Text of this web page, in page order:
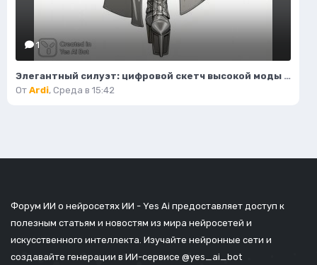
1
Элегантный силуэт: цифровой скетч высокой моды в студийном исполнении. Изображение из нейросети Flux 1
От Ardi, Среда в 15:42
Форум ИИ о нейросетях ИИ - Yes Ai предоставляет доступ к
полезным статьям и новостям из мира нейросетей и
искусственного интеллекта. Изучайте нейронные сети и
создавайте генерации в ИИ-сервисе @yes_ai_bot